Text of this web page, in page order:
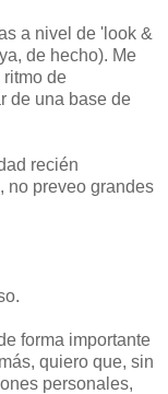
a nivel de 'look &
de hecho). Me
de
de una base de
recién
no preveo grandes
forma importante
quiero que, sin
personales,